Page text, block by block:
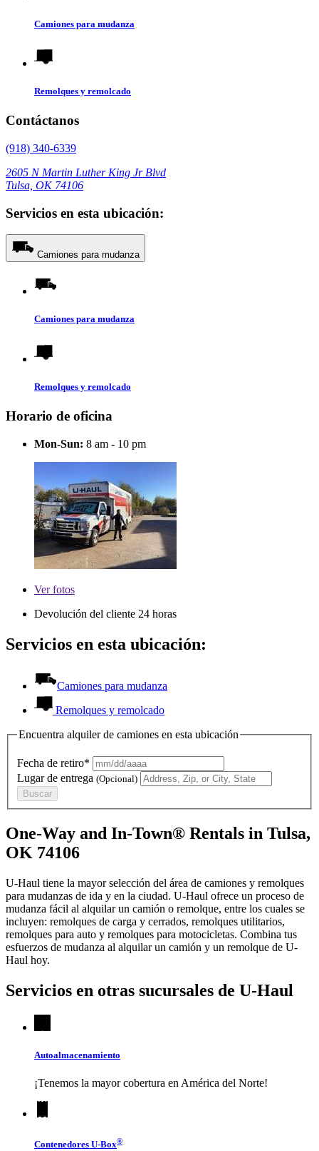
Camiones para mudanza
Remolques y remolcado
Contáctanos
(918) 340-6339
2605 N Martin Luther King Jr Blvd
Tulsa, OK 74106
Servicios en esta ubicación:
Camiones para mudanza
Camiones para mudanza
Remolques y remolcado
Horario de oficina
Mon-Sun: 8 am - 10 pm
Verfotos
Devolución del cliente 24 horas
Servicios en esta ubicación:
Camiones para mudanza
Remolques y remolcado
Encuentra alquiler de camiones en esta ubicación
Fecha de retiro*
Lugar de entrega (Opcional)
Buscar
One-Way and In-Town® Rentals in Tulsa,
OK 74106
U-Haul tiene la mayor selección del área de camiones y remolques
para mudanzas de ida y en la ciudad. U-Haul ofrece un proceso de
mudanza fácil al alquilar un camión o remolque, entre los cuales se
incluyen: remolques de carga y cerrados, remolques utilitarios,
remolques para auto y remolques para motocicletas. Combina tus
esfuerzos de mudanza al alquilar un camión y un remolque de U-
Haul hoy.
Servicios en otras sucursales de U-Haul
Autoalmacenamiento
¡Tenemos la mayor cobertura en América del Norte!
Contenedores U-Box®